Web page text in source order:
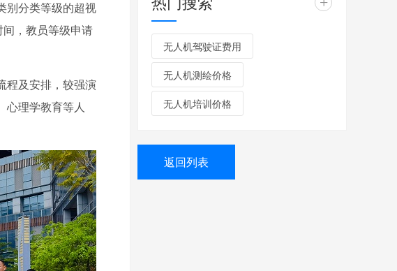
别分类等级的超视
，教员等级申请
程及安排，较强演
心理学教育等人
无人机驾驶证费用
无人机测绘价格
无人机培训价格
返回列表